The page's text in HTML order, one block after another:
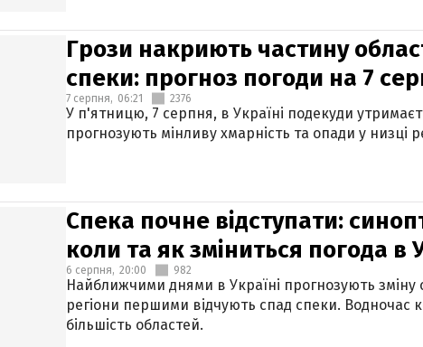
Грози накриють частину
спеки: прогноз погоди на 7
7 серпня, 06:21 2376
У п'ятницю, 7 серпня, в Україні подекуди
прогнозують мінливу хмарність та опади у низці
Спека почне відступати:
коли та як зміниться погода в
6 серпня, 20:00 982
Найближчими днями в Україні прогнозують зміну
регіони першими відчують спад спеки. Водночас
більшість областей.